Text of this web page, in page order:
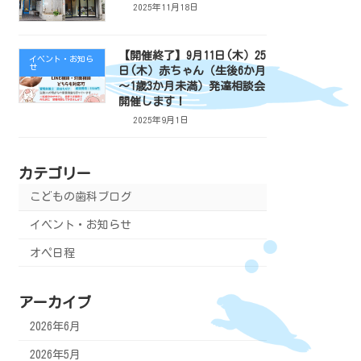
2025年11月18日
イベント・お知ら
せ
【開催終了】9月11日(木）25
日(木）赤ちゃん（生後6か月
～1歳3か月未満）発達相談会
開催します！
2025年9月1日
カテゴリー
こどもの歯科ブログ
イベント・お知らせ
オペ日程
アーカイブ
2026年6月
2026年5月